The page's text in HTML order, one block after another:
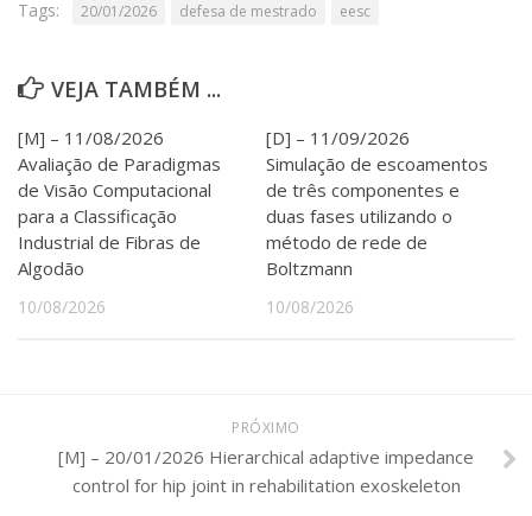
Agenda de Eventos
Tags: 20/01/2026 defesa de mestrado eesc
VEJA TAMBÉM ...
[M] – 11/08/2026
Avaliação de Paradigmas
de Visão Computacional
para a Classificação
Industrial de Fibras de
Algodão
10/08/2026
[D] – 11/09/2026
Simulação de escoamentos
de três componentes e
duas fases utilizando o
método de rede de
Boltzmann
10/08/2026
PRÓXIMO
[M] – 20/01/2026 Hierarchical adaptive impedance
control for hip joint in rehabilitation exoskeleton